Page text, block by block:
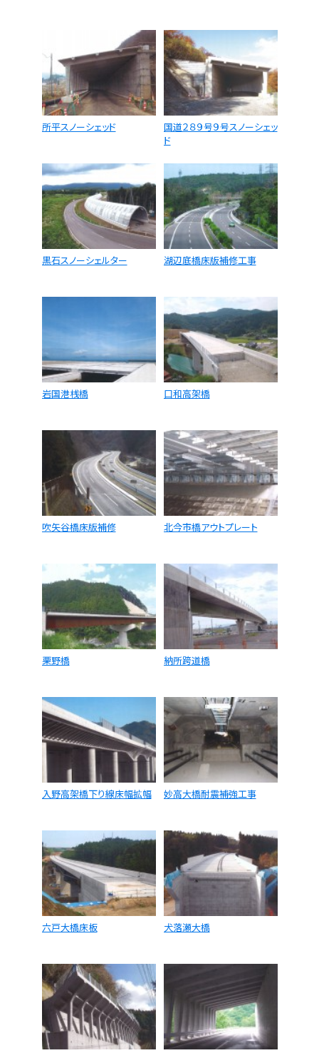
所平スノーシェッド
国道２８９号９号スノーシェッ
ド
黒石スノーシェルター 湖辺底橋床版補修工事
岩国港桟橋 口和高架橋
吹矢谷橋床版補修 北今市橋アウトプレート
栗野橋 納所跨道橋
入野高架橋下り線床幅拡幅 妙高大橋耐震補強工事
六戸大橋床板 犬落瀬大橋